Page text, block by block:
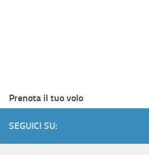
Prenota il tuo volo
SEGUICI SU: